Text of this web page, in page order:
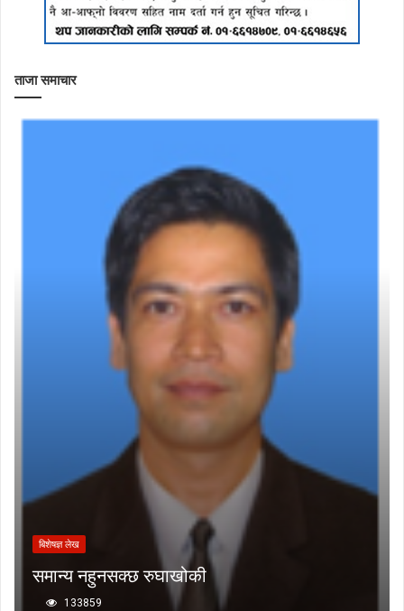
ताजा समाचार
बिशेषज्ञ लेख
समान्य नहुनसक्छ रुघाखोकी
133859